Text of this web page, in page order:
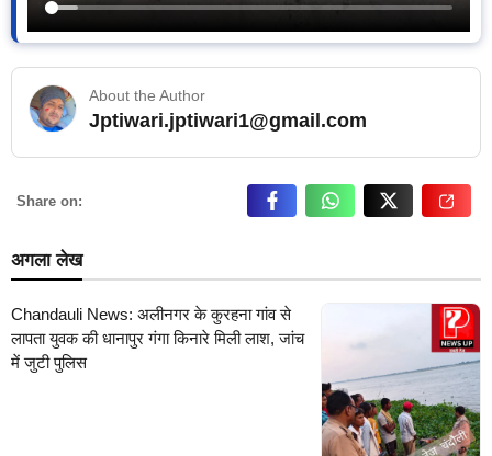
About the Author
Jptiwari.jptiwari1@gmail.com… Read More
Share on:
अगला लेख
Chandauli News: अलीनगर के कुरहना गांव से
लापता युवक की धानापुर गंगा किनारे मिली लाश, जांच
में जुटी पुलिस